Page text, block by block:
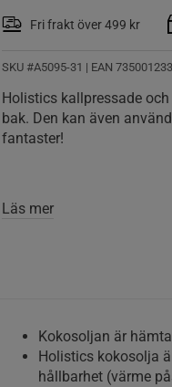
Fri frakt över 499 kr
SKU #A5095-31 | EAN
Holistics kallpressade
bak. Den kan även
fantaster!
Läs mer
Kokosoljan är
Holistics kokosolja
hållbarhet (värme